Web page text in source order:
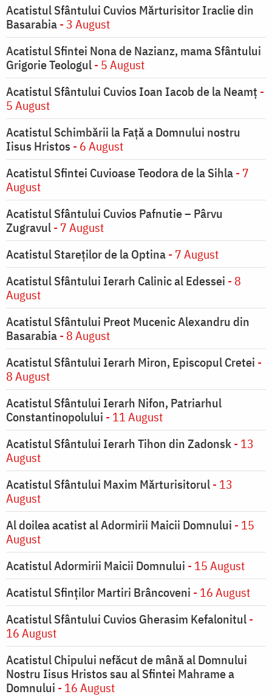
Acatistul Sfântului Cuvios Mărturisitor Iraclie din
Basarabia- 3 August
Acatistul Sfintei Nona de Nazianz, mama Sfântului
Grigorie Teologul- 5 August
Acatistul Sfântului Cuvios Ioan Iacob de la Neamț -
5 August
Acatistul Schimbării la Faţă a Domnului nostru
Iisus Hristos - 6 August
Acatistul Sfintei Cuvioase Teodora de la Sihla- 7
August
Acatistul Sfântului Cuvios Pafnutie – Pârvu
Zugravul- 7 August
Acatistul Stareţilor de la Optina- 7 August
Acatistul Sfântului Ierarh Calinic al Edessei - 8
August
Acatistul Sfântului Preot Mucenic Alexandru din
Basarabia- 8 August
Acatistul Sfântului Ierarh Miron, Episcopul Cretei -
8 August
Acatistul Sfântului Ierarh Nifon, Patriarhul
Constantinopolului - 11 August
Acatistul Sfântului Ierarh Tihon din Zadonsk- 13
August
Acatistul Sfântului Maxim Mărturisitorul- 13
August
Al doilea acatist al Adormirii Maicii Domnului - 15
August
Acatistul Adormirii Maicii Domnului - 15 August
Acatistul Sfinților Martiri Brâncoveni - 16 August
Acatistul Sfântului Cuvios Gherasim Kefalonitul-
16 August
Acatistul Chipului nefăcut de mână al Domnului
Nostru Iisus Hristos sau al Sfintei Mahrame a
Domnului - 16 August